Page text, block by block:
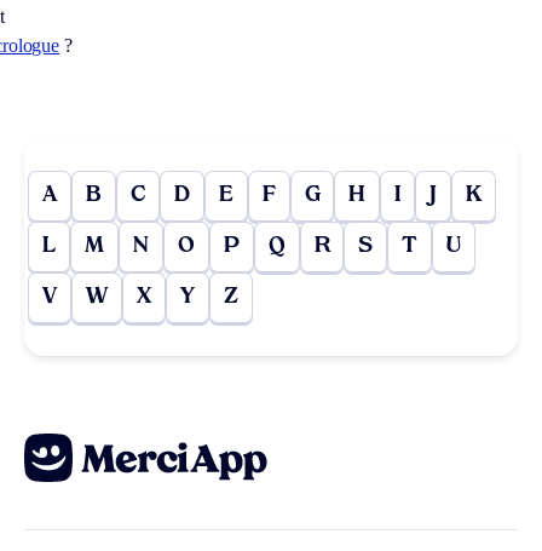
?
A B C D E F G H I J K
L M N O P Q R S T U
V W X Y Z